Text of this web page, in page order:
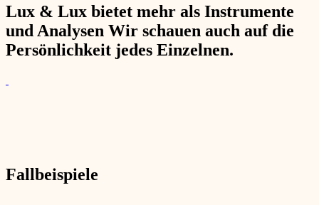
Lux & Lux bietet mehr als Instrumente
und Analysen Wir schauen auch auf die
Persönlichkeit jedes Einzelnen.
Fallbeispiele